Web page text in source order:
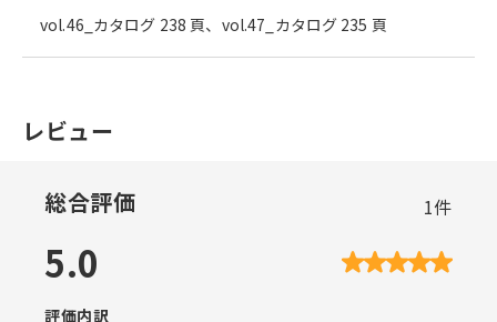
vol.46_カタログ 238 頁、vol.47_カタログ 235 頁
レビュー
総合評価 1件
5.0
評価内訳